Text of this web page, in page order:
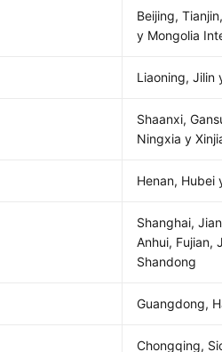
Beijing,
y Mongolia
Liaoning, Jilin
Shaanxi,
Ningxia y
Henan, Hubei
Shanghai,
Anhui, Fujian,
Shandong
Guangdong,
Chongqing,